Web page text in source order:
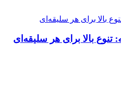
بالا برای هر سلیقه‌ای